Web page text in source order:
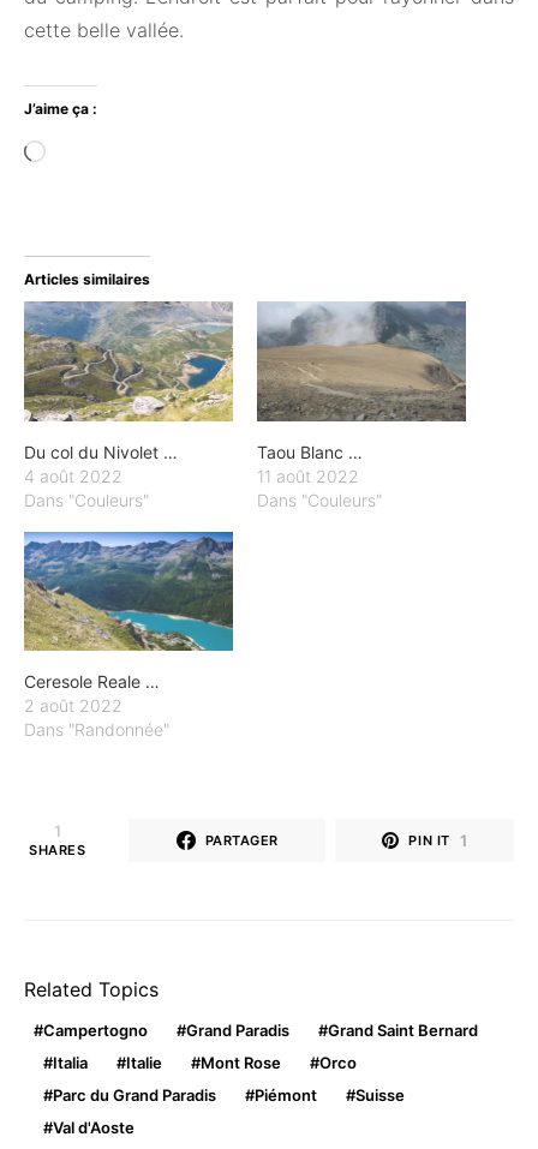
cette belle vallée.
J’aime ça :
Chargement…
Articles similaires
Du col du Nivolet …
4 août 2022
Dans "Couleurs"
Taou Blanc …
11 août 2022
Dans "Couleurs"
Ceresole Reale …
2 août 2022
Dans "Randonnée"
1
SHARES
PARTAGER PIN IT 1
Related Topics
Campertogno Grand Paradis
Grand Saint Bernard
Italia
Italie Mont Rose
Orco
Parc du Grand Paradis
Piémont
Suisse
Val d'Aoste